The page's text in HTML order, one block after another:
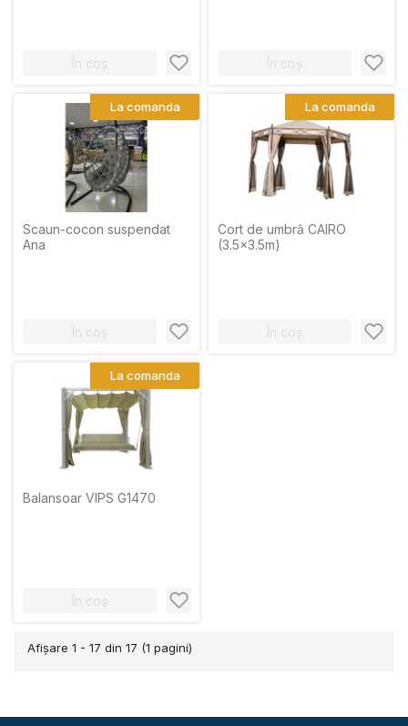
În coș În coș
Scaun-cocon suspendat
Ana
În coș
La comanda
Cort de umbră CAIRO
(3.5x3.5m)
În coș
La comanda
Balansoar VIPS G1470
În coș
La comanda
Afişare 1 - 17 din 17 (1 pagini)